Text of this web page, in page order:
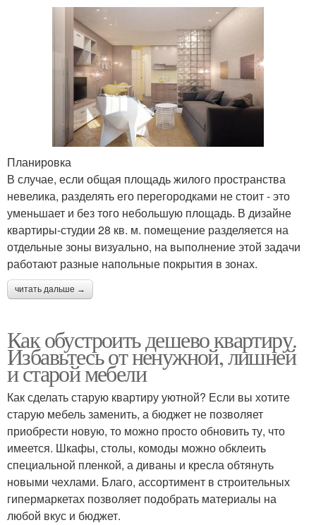
Планировка
В случае, если общая площадь жилого пространства
невелика, разделять его перегородками не стоит - это
уменьшает и без того небольшую площадь. В дизайне
квартиры-студии 28 кв. м. помещение разделяется на
отдельные зоны визуально, на выполнение этой задачи
работают разные напольные покрытия в зонах.
читать дальше →
Как обустроить дешево квартиру.
Избавьтесь от ненужной, лишней
и старой мебели
Как сделать старую квартиру уютной? Если вы хотите
старую мебель заменить, а бюджет не позволяет
приобрести новую, то можно просто обновить ту, что
имеется. Шкафы, столы, комоды можно обклеить
специальной пленкой, а диваны и кресла обтянуть
новыми чехлами. Благо, ассортимент в строительных
гипермаркетах позволяет подобрать материалы на
любой вкус и бюджет.